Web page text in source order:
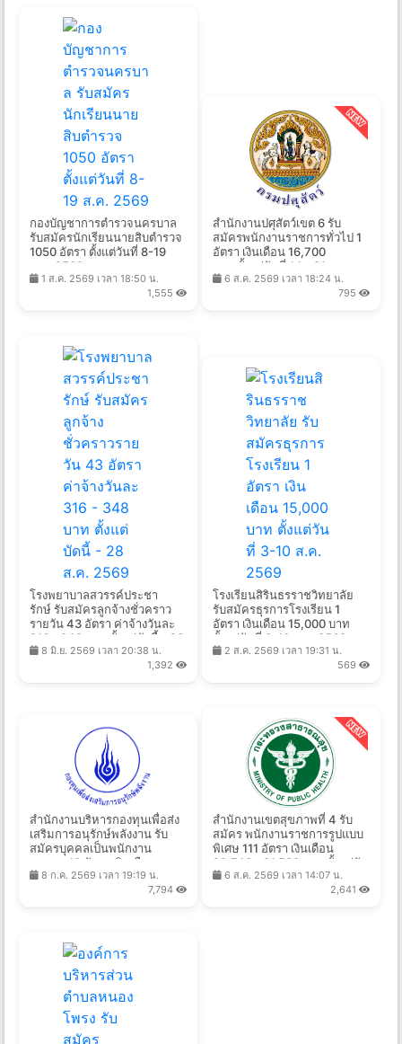
กองบัญชาการตำรวจนครบาล
รับสมัครนักเรียนนายสิบตำรวจ
1050 อัตรา ตั้งแต่วันที่ 8-19
ส.ค. 2569
1 ส.ค. 2569 เวลา 18:50 น.
1,555
สำนักงานปศุสัตว์เขต 6 รับ
สมัครพนักงานราชการทั่วไป 1
อัตรา เงินเดือน 16,700
บาท ตั้งแต่วันที่ 14 - 21 ส.ค.
2569
6 ส.ค. 2569 เวลา 18:24 น.
795
โรงพยาบาลสวรรค์ประชา
รักษ์ รับสมัครลูกจ้างชั่วคราว
รายวัน 43 อัตรา ค่าจ้างวันละ
316 - 348 บาท ตั้งแต่บัดนี้ - 28
ส.ค. 2569
8 มิ.ย. 2569 เวลา 20:38 น.
1,392
โรงเรียนสิรินธรราชวิทยาลัย
รับสมัครธุรการโรงเรียน 1
อัตรา เงินเดือน 15,000 บาท
ตั้งแต่วันที่ 3-10 ส.ค. 2569
2 ส.ค. 2569 เวลา 19:31 น.
569
สํานักงานบริหารกองทุนเพื่อส่ง
เสริมการอนุรักษ์พลังงาน รับ
สมัครบุคคลเป็นพนักงาน
กองทุน 13 อัตรา เงินเดือน
21,780 - 24,840 บาท ตั้งแต่
วันที่ 14 ก.ค. - 10 ส.ค. 2569
8 ก.ค. 2569 เวลา 19:19 น.
7,794
สำนักงานเขตสุขภาพที่ 4 รับ
สมัคร พนักงานราชการรูปแบบ
พิเศษ 111 อัตรา เงินเดือน
22,740 - 81,580 บาท ตั้งแต่วัน
ที่ 17-28 ส.ค. 2569
6 ส.ค. 2569 เวลา 14:07 น.
2,641